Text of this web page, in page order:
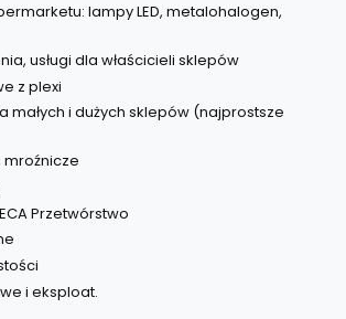
lampy LED, metalohalogen,
usługi dla właścicieli sklepów
z plexi
małych i dużych sklepów (najprostsze
mroźnicze
Przetwórstwo
i eksploat.